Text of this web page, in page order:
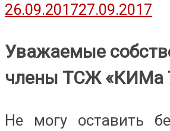
26.09.201727.09.2017
Уважаемые
члены ТСЖ «КИМа
Не могу оставить